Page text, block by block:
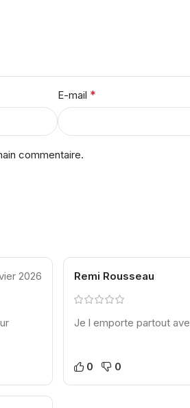
2026 Remi Rousseau
Je l emporte partout
0 0
E-mail *
commentaire.